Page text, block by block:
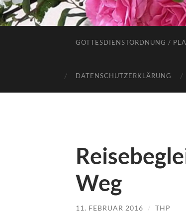
GOTTESDIENSTORDNUNG /
DATENSCHUTZERKLÄRUNG
Weg
11. FEBRUAR 2016 / THP